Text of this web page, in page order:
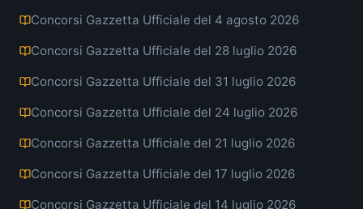
Concorsi Gazzetta Ufficiale del 4 agosto 2026
Concorsi Gazzetta Ufficiale del 28 luglio 2026
Concorsi Gazzetta Ufficiale del 31 luglio 2026
Concorsi Gazzetta Ufficiale del 24 luglio 2026
Concorsi Gazzetta Ufficiale del 21 luglio 2026
Concorsi Gazzetta Ufficiale del 17 luglio 2026
Concorsi Gazzetta Ufficiale del 14 luglio 2026